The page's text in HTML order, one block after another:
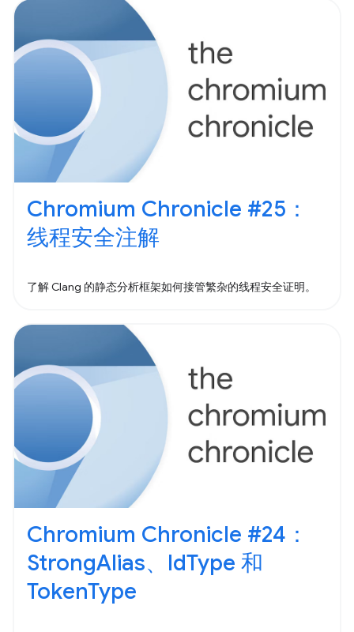
Chromium Chronicle #25：
线程安全注解
了解 Clang 的静态分析框架如何接管繁杂的线程安全证明。
Chromium Chronicle #24：
StrongAlias、IdType 和
TokenType